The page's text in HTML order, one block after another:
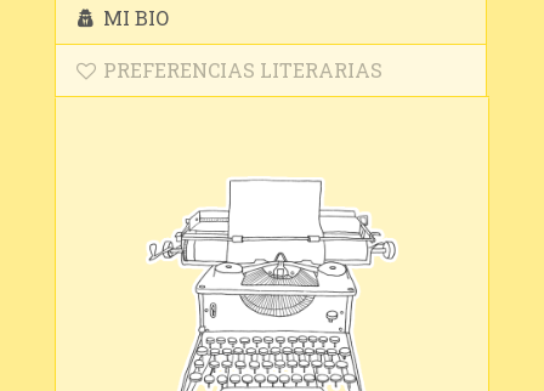
MI BIO
PREFERENCIAS LITERARIAS